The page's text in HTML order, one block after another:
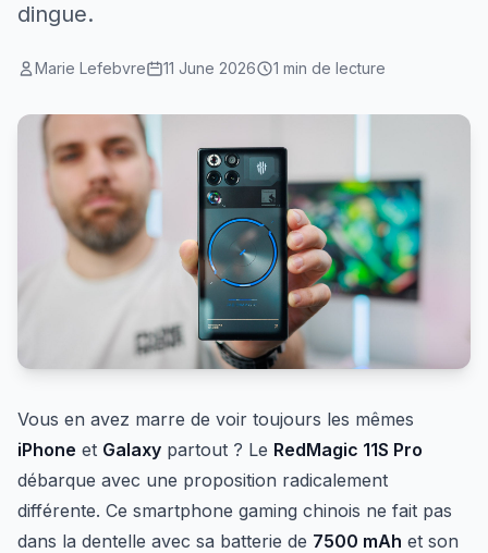
dingue.
Marie Lefebvre 11 June 2026 1 min de lecture
Vous en avez marre de voir toujours les mêmes
iPhone et Galaxy partout ? Le RedMagic 11S Pro
débarque avec une proposition radicalement
différente. Ce smartphone gaming chinois ne fait pas
dans la dentelle avec sa batterie de 7500 mAh et son